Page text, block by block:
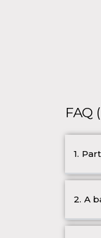
FAQ
1.
2. A